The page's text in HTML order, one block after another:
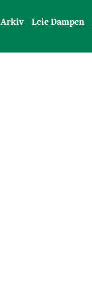
Arkiv Leie Dampen